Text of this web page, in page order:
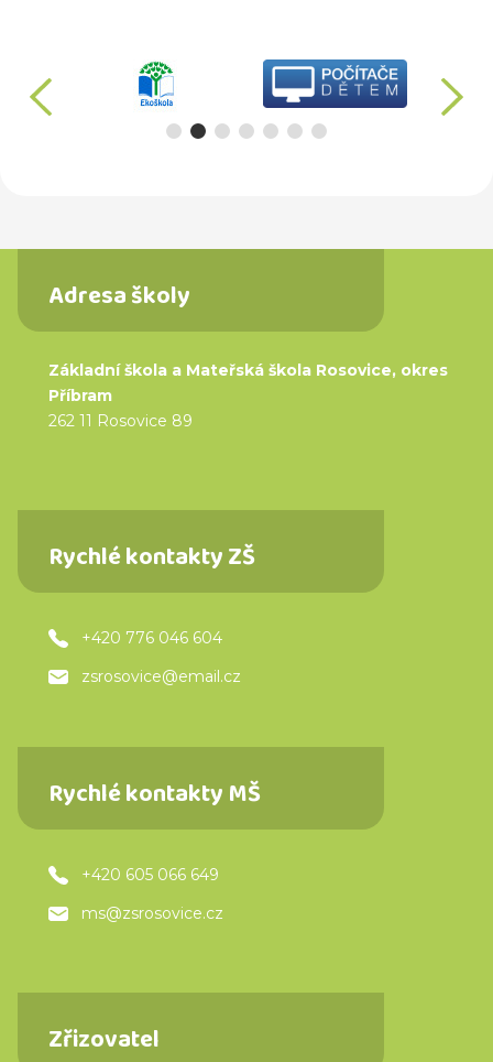
předchozí
Adresa školy
Základní škola a Mateřská škola Rosovice, okres
Příbram
262 11 Rosovice 89
Rychlé kontakty ZŠ
+420 776 046 604
zsrosovice@email.cz
Rychlé kontakty MŠ
+420 605 066 649
ms@zsrosovice.cz
Zřizovatel